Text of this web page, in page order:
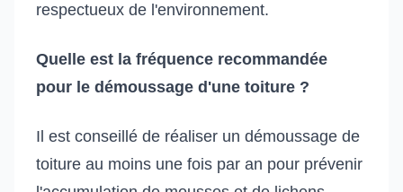
respectueux de l'environnement.
Quelle est la fréquence recommandée
pour le démoussage d'une toiture ?
Il est conseillé de réaliser un démoussage de
toiture au moins une fois par an pour prévenir